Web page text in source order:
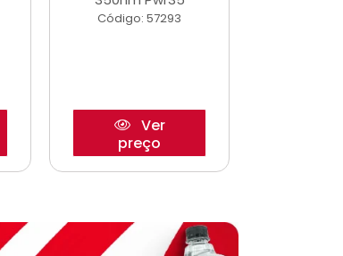
Código: 57293
Ver
preço